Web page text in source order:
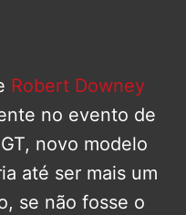
Robert Downey
no evento de
novo modelo
até ser mais um
se não fosse o